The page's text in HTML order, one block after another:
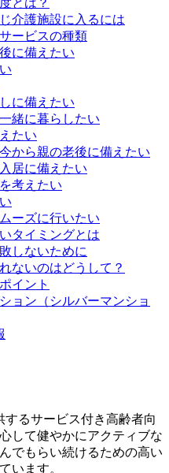
とは？
介護施設に入るには
ービスの種類
に備えたい
に備えたい
緒に暮らしたい
たい
から親の老後に備えたい
居に備えたい
考えたい
ーズに行いたい
タイミングとは
しないために
ないのはどうして？
イント
ョン（シルバーマンショ
するサービス付き高齢者向
して健やかにアクティブな
でもらい続けるための高い
います。